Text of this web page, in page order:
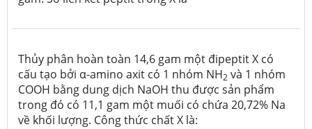
Thủy phân hoàn toàn 14,6 gam một đipeptit X có
cấu tạo bởi α-amino axit có 1 nhóm NH2 và 1 nhóm
COOH bằng dung dịch NaOH thu được sản phẩm
trong đó có 11,1 gam một muối có chứa 20,72% Na
về khối lượng. Công thức chất X là: